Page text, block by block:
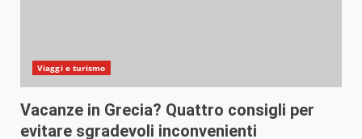
Viaggi e turismo
Vacanze in Grecia? Quattro consigli per
evitare sgradevoli inconvenienti